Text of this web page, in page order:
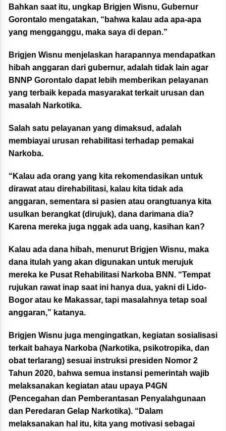
Bahkan saat itu, ungkap Brigjen Wisnu, Gubernur
Gorontalo mengatakan, “bahwa kalau ada apa-apa
yang mengganggu, maka saya di depan.”
Brigjen Wisnu menjelaskan harapannya mendapatkan
hibah anggaran dari gubernur, adalah tidak lain agar
BNNP Gorontalo dapat lebih memberikan pelayanan
yang terbaik kepada masyarakat terkait urusan dan
masalah Narkotika.
Salah satu pelayanan yang dimaksud, adalah
membiayai urusan rehabilitasi terhadap pemakai
Narkoba.
“Kalau ada orang yang kita rekomendasikan untuk
dirawat atau direhabilitasi, kalau kita tidak ada
anggaran, sementara si pasien atau orangtuanya kita
usulkan berangkat (dirujuk), dana darimana dia?
Karena mereka juga nggak ada uang, kasihan kan?
Kalau ada dana hibah, menurut Brigjen Wisnu, maka
dana itulah yang akan digunakan untuk merujuk
mereka ke Pusat Rehabilitasi Narkoba BNN. “Tempat
rujukan rawat inap saat ini hanya dua, yakni di Lido-
Bogor atau ke Makassar, tapi masalahnya tetap soal
anggaran,” katanya.
Brigjen Wisnu juga mengingatkan, kegiatan sosialisasi
terkait bahaya Narkoba (Narkotika, psikotropika, dan
obat terlarang) sesuai instruksi presiden Nomor 2
Tahun 2020, bahwa semua instansi pemerintah wajib
melaksanakan kegiatan atau upaya P4GN
(Pencegahan dan Pemberantasan Penyalahgunaan
dan Peredaran Gelap Narkotika). “Dalam
melaksanakan hal itu, kita yang motivasi sebagai